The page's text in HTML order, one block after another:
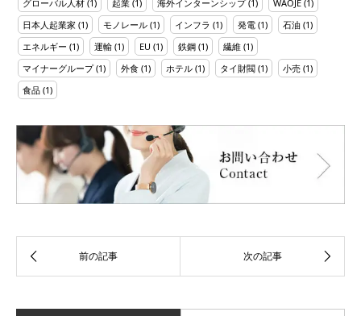
グローバル人材 (1) 起業 (1) 海外インターンシップ(1) WAOJE (1)
日本人起業家 (1) モノレール (1) インフラ (1) 発電 (1) 石油 (1)
エネルギー (1) 運輸 (1) EU (1) 鉄鋼 (1) 繊維 (1)
マイナーグループ(1) 外食 (1) ホテル (1) タイ財閥 (1) 小売 (1)
食品 (1)